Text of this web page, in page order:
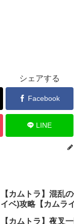
シェアする
Facebook
LINE
【カムトラ】混乱
イベ)攻略【カムラ
【カムトラ】夜叉